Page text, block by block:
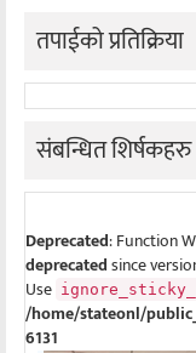
तपाईको प्रतिक्रिया
संबन्धित शिर्षकहरु
Deprecated: Function
deprecatedsince
Use
/home/stateonl/
6131